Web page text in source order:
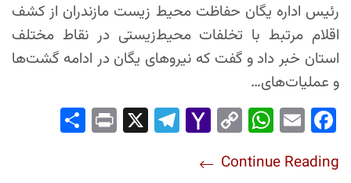
رئیس اداره یگان حفاظت محیط زیست مازندران از کشف
اقلام مرتبط با تخلفات محیط‌زیستی در نقاط مختلف
استان خبر داد و گفت که نیروهای یگان در ادامه گشت‌ها
و عملیات‌های…
Fac
ok
Em
Wh
Ap
Co
Lin
Yah
Tel
Pri
Continue Reading